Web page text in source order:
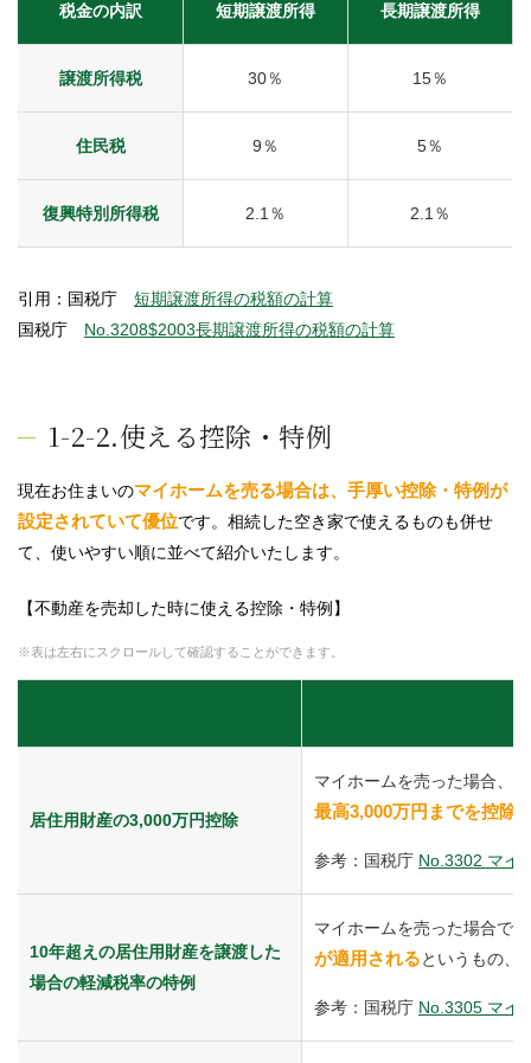
税金の内訳 短期譲渡所得 長期譲渡所得
譲渡所得税 30％ 15％
住民税 9％ 5％
復興特別所得税 2.1％ 2.1％
引用：国税庁 短期譲渡所得の税額の計算
国税庁 No.3208$2003長期譲渡所得の税額の計算
1-2-2.使える控除・特例
現在お住まいのマイホームを売る場合は、手厚い控除・特例が
設定されていて優位です。相続した空き家で使えるものも併せ
て、使いやすい順に並べて紹介いたします。
【不動産を売却した時に使える控除・特例】
※表は左右にスクロールして確認することができます。
居住用財産の3,000万円控除
マイホームを売った場合、
最高3,000万円までを控除
参考：国税庁 No.3302 マイ
10年超えの居住用財産を譲渡した
場合の軽減税率の特例
マイホームを売った場合で
が適用されるというもの、
参考：国税庁 No.3305 マイ